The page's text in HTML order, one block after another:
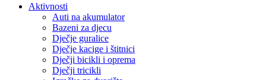
Aktivnosti
Auti na akumulator
Bazeni za djecu
Dječje guralice
Dječje kacige i štitnici
Dječji bicikli i oprema
Dječji tricikli